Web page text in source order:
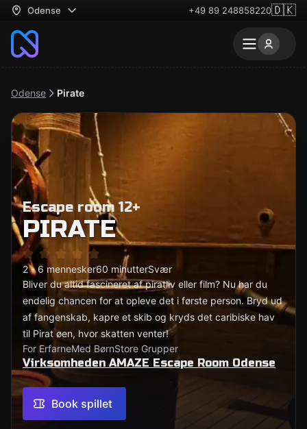
Odense +49 89 248858220🇩🇰
Odense Pirate
Escape room 12+
PIRATE
2 - 6 mennesker60 minutterSvær
Bliver du altid fascineret af piratliv eller film? Nu har du
endelig chancen for at opleve det i første person. Bryd ud
af fangenskab, kapre et skib og kryds det caribiske hav
til Pirat øen, hvor skatten venter!
For ErfarneMed BørnStore Grupper
Virksomheden AMAZE Escape Room Odense
Book spillet